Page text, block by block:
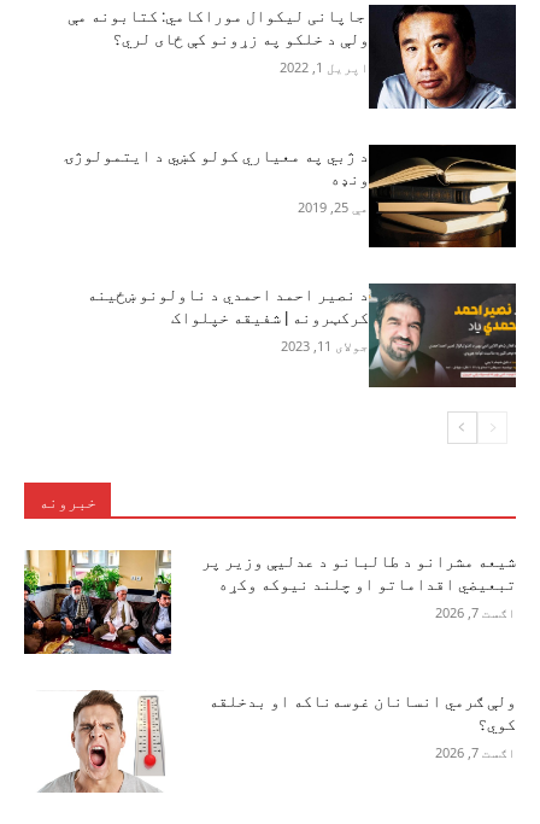
جاپانی لیکوال موراکامي: کتابونه مې
ولې د خلکو په زړونو کې ځای لري؟
اپریل 1, 2022
د ژبي په معیاري کولو کښي د ایتمولوژۍ
ونډه
مې 25, 2019
د نصیر احمد احمدي د ناولونو ښځینه
کرکټرونه | شفیقه خپلواک
جولای 11, 2023
خبرونه
شیعه مشرانو د طالبانو د عدلیې وزیر پر
تبعیضي اقداماتو او چلند نیوکه وکړه
اګست 7, 2026
ولې ګرمي انسانان غوسه‌ناکه او بدخلقه
کوي؟
اګست 7, 2026